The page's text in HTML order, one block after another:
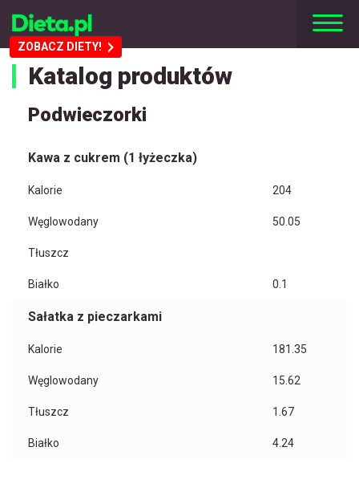
ZOBACZ DIETY!
Katalog produktów
Podwieczorki
Kawa z cukrem (1 łyżeczka)
Kalorie 204
Węglowodany 50.05
Tłuszcz
Białko 0.1
Sałatka z pieczarkami
Kalorie 181.35
Węglowodany 15.62
Tłuszcz 1.67
Białko 4.24